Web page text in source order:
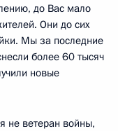
до Вас мало
Они до сих
Мы за последние
более 60 тысяч
новые
не ветеран войны,